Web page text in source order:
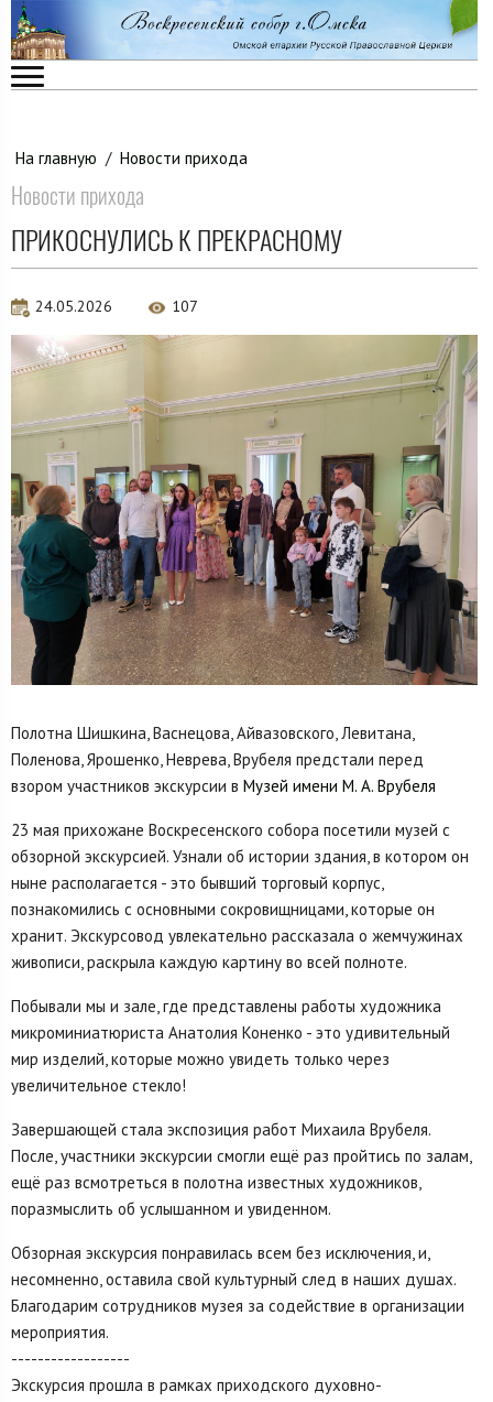
На главную / Новости прихода
Новости прихода
ПРИКОСНУЛИСЬ К ПРЕКРАСНОМУ
24.05.2026 107
Полотна Шишкина, Васнецова, Айвазовского, Левитана,
Поленова, Ярошенко, Неврева, Врубеля предстали перед
взором участников экскурсии в Музей имени М. А. Врубеля
23 мая прихожане Воскресенского собора посетили музей с
обзорной экскурсией. Узнали об истории здания, в котором он
ныне располагается - это бывший торговый корпус,
познакомились с основными сокровищницами, которые он
хранит. Экскурсовод увлекательно рассказала о жемчужинах
живописи, раскрыла каждую картину во всей полноте.
Побывали мы и зале, где представлены работы художника
микроминиатюриста Анатолия Коненко - это удивительный
мир изделий, которые можно увидеть только через
увеличительное стекло!
Завершающей стала экспозиция работ Михаила Врубеля.
После, участники экскурсии смогли ещё раз пройтись по залам,
ещё раз всмотреться в полотна известных художников,
поразмыслить об услышанном и увиденном.
Обзорная экскурсия понравилась всем без исключения, и,
несомненно, оставила свой культурный след в наших душах.
Благодарим сотрудников музея за содействие в организации
мероприятия.
------------------
Экскурсия прошла в рамках приходского духовно-